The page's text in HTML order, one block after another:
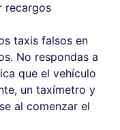
recargos
taxis falsos en
No respondas a
que el vehículo
un taxímetro y
al comenzar el